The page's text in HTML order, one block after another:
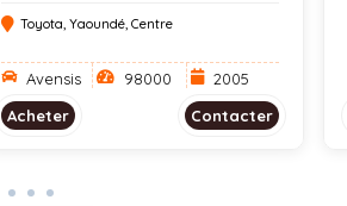
Toyota, Yaoundé, Centre
Avensis 98000
2005
Acheter
Contacter